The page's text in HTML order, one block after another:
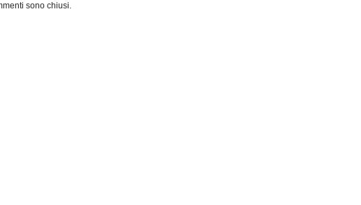
sono chiusi.